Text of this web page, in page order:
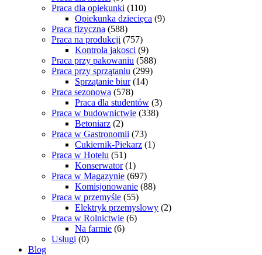
Praca dla opiekunki (110)
Opiekunka dziecięca (9)
Praca fizyczna (588)
Praca na produkcji (757)
Kontrola jakosci (9)
Praca przy pakowaniu (588)
Praca przy sprzątaniu (299)
Sprzątanie biur (14)
Praca sezonowa (578)
Praca dla studentów (3)
Praca w budownictwie (338)
Betoniarz (2)
Praca w Gastronomii (73)
Cukiernik-Piekarz (1)
Praca w Hotelu (51)
Konserwator (1)
Praca w Magazynie (697)
Komisjonowanie (88)
Praca w przemyśle (55)
Elektryk przemyslowy (2)
Praca w Rolnictwie (6)
Na farmie (6)
Usługi (0)
Blog